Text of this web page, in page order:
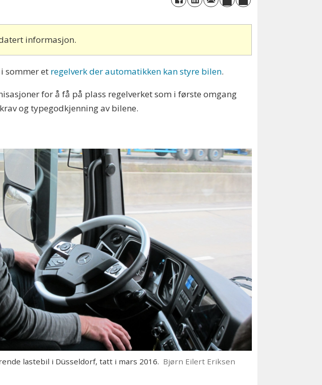
informasjon.
sommer et regelverk der automatikken kan styre bilen.
for å få på plass regelverket som i første omgang
og typegodkjenning av bilene.
lastebil i Düsseldorf, tatt i mars 2016. Bjørn Eilert Eriksen